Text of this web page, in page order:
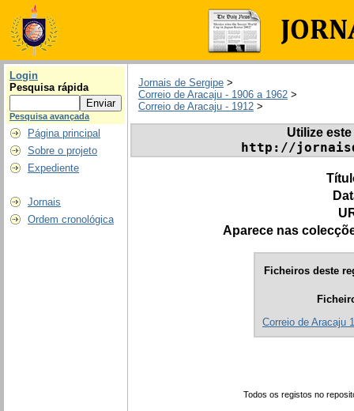
Login
Pesquisa rápida
Pesquisa avançada
Página principal
Sobre o projeto
Expediente
Jornais
Ordem cronológica
Jornais de Sergipe >
Correio de Aracaju - 1906 a 1962 >
Correio de Aracaju - 1912 >
Utilize
http://
Aparece nas
Ficheiros deste
Correio de Aracaju
Todos os registos no